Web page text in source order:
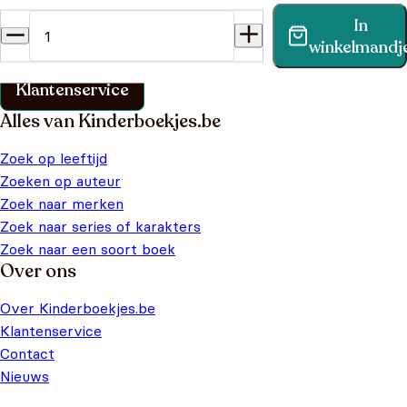
In
Vind binnen no-time antwoord op je vraag op onze
klantenservice pagina.
Klantenservice
Alles van Kinderboekjes.be
Zoek op leeftijd
Zoeken op auteur
Zoek naar merken
Zoek naar series of karakters
Zoek naar een soort boek
Over ons
Over Kinderboekjes.be
Klantenservice
Contact
Nieuws